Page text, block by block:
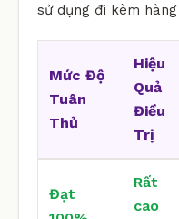
sử dụng đi kèm hàng
Mức Độ
Tuân
Thủ
Hiệu
Quả
Điều
Trị
Đạt
Rất
cao